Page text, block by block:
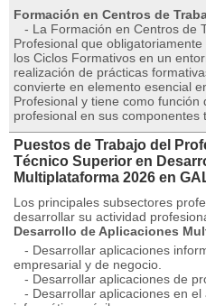
Formación en Centros de
- La Formación en Centros de
Profesional que
los Ciclos Formativos en un
realización de prácticas
convierte en elemento esencial
Profesional y tiene como
profesional en sus componentes
Puestos de Trabajo del
Técnico Superior en
Multiplataforma 2026 en
Los principales subsectores
desarrollar su actividad
Desarrollo de Aplicaciones
- Desarrollar aplicaciones
empresarial y de negocio.
- Desarrollar aplicaciones de
- Desarrollar aplicaciones en el